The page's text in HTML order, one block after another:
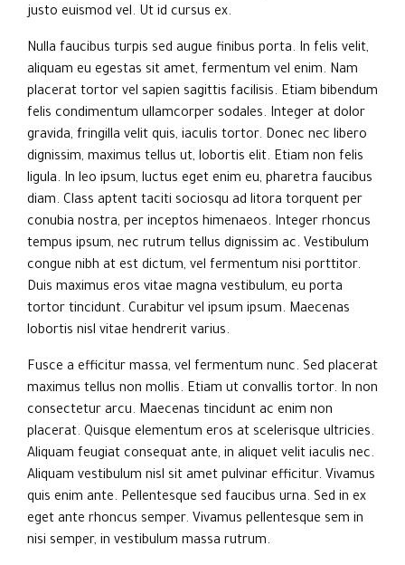
justo euismod vel. Ut id cursus ex.
Nulla faucibus turpis sed augue finibus porta. In felis velit,
aliquam eu egestas sit amet, fermentum vel enim. Nam
placerat tortor vel sapien sagittis facilisis. Etiam bibendum
felis condimentum ullamcorper sodales. Integer at dolor
gravida, fringilla velit quis, iaculis tortor. Donec nec libero
dignissim, maximus tellus ut, lobortis elit. Etiam non felis
ligula. In leo ipsum, luctus eget enim eu, pharetra faucibus
diam. Class aptent taciti sociosqu ad litora torquent per
conubia nostra, per inceptos himenaeos. Integer rhoncus
tempus ipsum, nec rutrum tellus dignissim ac. Vestibulum
congue nibh at est dictum, vel fermentum nisi porttitor.
Duis maximus eros vitae magna vestibulum, eu porta
tortor tincidunt. Curabitur vel ipsum ipsum. Maecenas
lobortis nisl vitae hendrerit varius.
Fusce a efficitur massa, vel fermentum nunc. Sed placerat
maximus tellus non mollis. Etiam ut convallis tortor. In non
consectetur arcu. Maecenas tincidunt ac enim non
placerat. Quisque elementum eros at scelerisque ultricies.
Aliquam feugiat consequat ante, in aliquet velit iaculis nec.
Aliquam vestibulum nisl sit amet pulvinar efficitur. Vivamus
quis enim ante. Pellentesque sed faucibus urna. Sed in ex
eget ante rhoncus semper. Vivamus pellentesque sem in
nisi semper, in vestibulum massa rutrum.